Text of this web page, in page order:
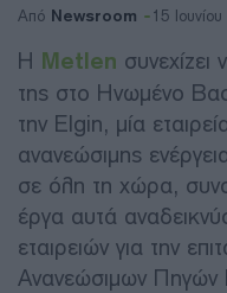
Από Newsroom 15
Η Metlen συνεχίζει
της στο Ηνωμένο
την Elgin, μία
ανανεώσιμης
σε όλη τη χώρα,
έργα αυτά
εταιρειών για την
Ανανεώσιμων Πηγών